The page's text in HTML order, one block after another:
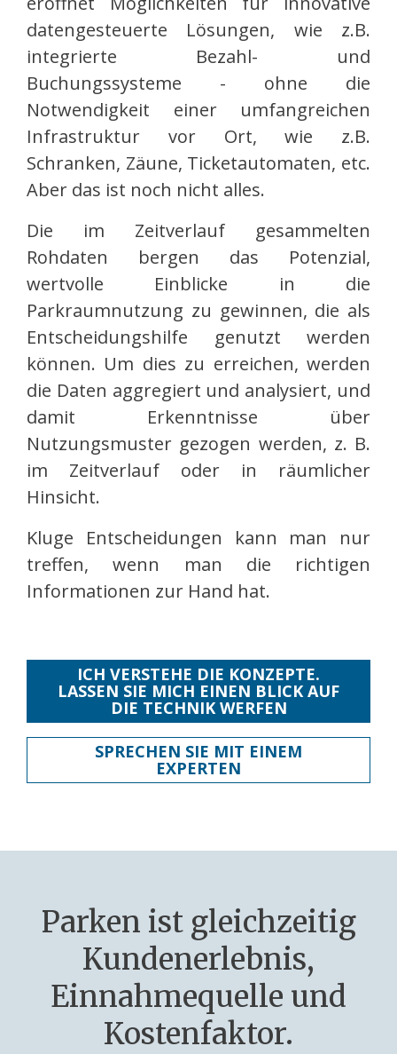
datengesteuerte Lösungen, wie z.B.
integrierte Bezahl- und
Buchungssysteme - ohne die
Notwendigkeit einer umfangreichen
Infrastruktur vor Ort, wie z.B.
Schranken, Zäune, Ticketautomaten, etc.
Aber das ist noch nicht alles.
Die im Zeitverlauf gesammelten
Rohdaten bergen das Potenzial,
wertvolle Einblicke in die
Parkraumnutzung zu gewinnen, die als
Entscheidungshilfe genutzt werden
können. Um dies zu erreichen, werden
die Daten aggregiert und analysiert, und
damit Erkenntnisse über
Nutzungsmuster gezogen werden, z. B.
im Zeitverlauf oder in räumlicher
Hinsicht.
Kluge Entscheidungen kann man nur
treffen, wenn man die richtigen
Informationen zur Hand hat.
ICH VERSTEHE DIE KONZEPTE.
LASSEN SIE MICH EINEN BLICK AUF
DIE TECHNIK WERFEN
SPRECHEN SIE MIT EINEM
EXPERTEN
Parken ist gleichzeitig
Kundenerlebnis,
Einnahmequelle und
Kostenfaktor.